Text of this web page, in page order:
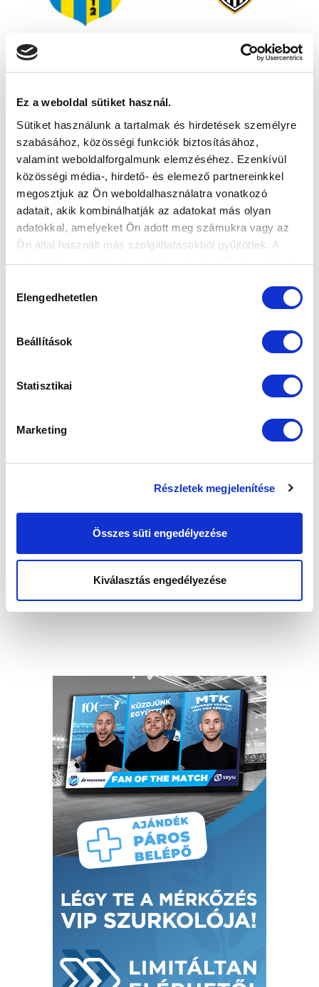
Ez a weboldal sütiket használ.
Sütiket használunk a tartalmak és hirdetések személyre
szabásához, közösségi funkciók biztosításához,
valamint weboldalforgalmunk elemzéséhez. Ezenkívül
közösségi média-, hirdető- és elemező partnereinkkel
megosztjuk az Ön weboldalhasználatra vonatkozó
adatait, akik kombinálhatják az adatokat más olyan
adatokkal, amelyeket Ön adott meg számukra vagy az
Ön által használt más szolgáltatásokból gyűjtöttek. A
weboldalon való böngészés folytatásával Ön hozzájárul a
kiválasztása
Elengedhetetlen
Beállítások
Statisztikai
Marketing
Részletek megjelenítése
Összes süti engedélyezése
Kiválasztás engedélyezése